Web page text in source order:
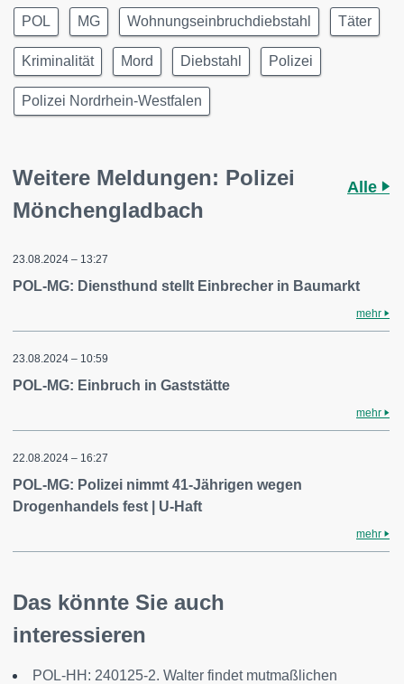
POL MG Wohnungseinbruchdiebstahl Täter
Kriminalität Mord Diebstahl Polizei
Polizei Nordrhein-Westfalen
Weitere Meldungen: Polizei
Mönchengladbach
Alle
23.08.2024 – 13:27
POL-MG: Diensthund stellt Einbrecher in Baumarkt
mehr
23.08.2024 – 10:59
POL-MG: Einbruch in Gaststätte
mehr
22.08.2024 – 16:27
POL-MG: Polizei nimmt 41-Jährigen wegen
Drogenhandels fest | U-Haft
mehr
Das könnte Sie auch
interessieren
POL-HH: 240125-2. Walter findet mutmaßlichen